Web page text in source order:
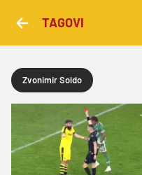
TAGOVI
Zvonimir Soldo